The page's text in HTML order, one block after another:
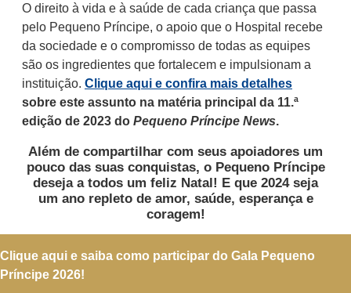
O direito à vida e à saúde de cada criança que passa
pelo Pequeno Príncipe, o apoio que o Hospital recebe
da sociedade e o compromisso de todas as equipes
são os ingredientes que fortalecem e impulsionam a
instituição. Clique aqui e confira mais detalhes
sobre este assunto na matéria principal da 11.ª
edição de 2023 do Pequeno Príncipe News.
Além de compartilhar com seus apoiadores um
pouco das suas conquistas, o Pequeno Príncipe
deseja a todos um feliz Natal! E que 2024 seja
um ano repleto de amor, saúde, esperança e
coragem!
Clique aqui e saiba como participar do Gala Pequeno
Príncipe 2026!